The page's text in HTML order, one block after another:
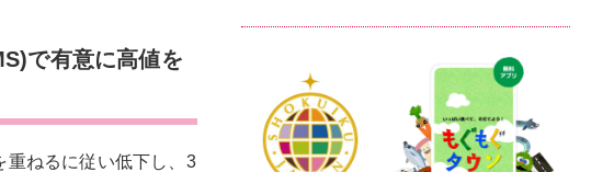
で有意に高値を
重ねるに従い低下し、3